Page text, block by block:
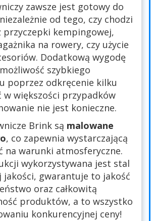
zawsze jest gotowy do
od tego, czy chodzi
przyczepki kempingowej,
na rowery, czy użycie
Dodatkową wygodę
szybkiego
poprzez odkręcenie kilku
w większości przypadków
nie jest konieczne.
Brink są malowane
, co zapewnia wystarczającą
na warunki atmosferyczne.
wykorzystywana jest stal
jakości, gwarantuje to jakość
oraz całkowitą
produktów, a to wszystko
konkurencyjnej ceny!